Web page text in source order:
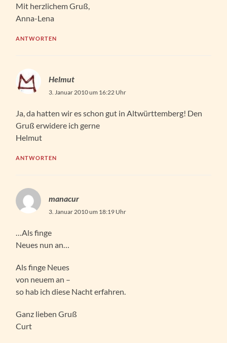
Mit herzlichem Gruß,
Anna-Lena
ANTWORTEN
Helmut
3. Januar 2010 um 16:22 Uhr
Ja, da hatten wir es schon gut in Altwürttemberg! Den
Gruß erwidere ich gerne
Helmut
ANTWORTEN
manacur
3. Januar 2010 um 18:19 Uhr
…Als finge
Neues nun an…
Als finge Neues
von neuem an –
so hab ich diese Nacht erfahren.
Ganz lieben Gruß
Curt